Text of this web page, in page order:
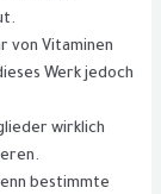
von Vitaminen
Werk jedoch
wirklich
bestimmte